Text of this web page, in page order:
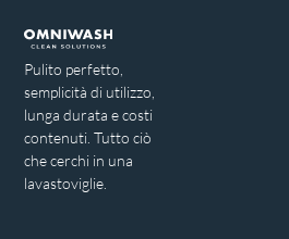
Pulito perfetto,
semplicità di utilizzo,
lunga durata e costi
contenuti. Tutto ciò
che cerchi in una
lavastoviglie.